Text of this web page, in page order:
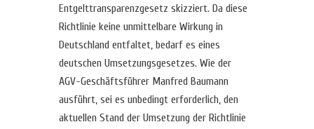
Entgelttransparenzgesetz skizziert. Da diese
Richtlinie keine unmittelbare Wirkung in
Deutschland entfaltet, bedarf es eines
deutschen Umsetzungsgesetzes. Wie der
AGV-Geschäftsführer Manfred Baumann
ausführt, sei es unbedingt erforderlich, den
aktuellen Stand der Umsetzung der Richtlinie